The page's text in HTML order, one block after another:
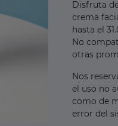
Disfruta
crema
hasta el
No
otras
Nos
el uso no
como de
error del